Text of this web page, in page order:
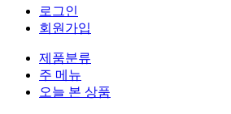
로그인
회원가입
제품분류
주 메뉴
오늘 본 상품